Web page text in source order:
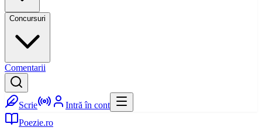
Concursuri
Comentarii
Scrie
Intră în cont
Poezie.ro